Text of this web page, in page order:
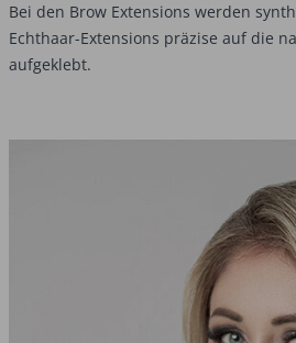
Bei den Brow Extensions werden
Echthaar-Extensions präzise auf die
aufgeklebt.